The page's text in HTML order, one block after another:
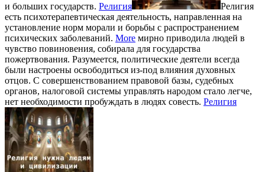
и больших государств. Религия
Религия
есть психотерапевтическая деятельность, направленная на
установление норм морали и борьбы с распространением
психических заболеваний. More мирно приводила людей в
чувство повиновения, собирала для государства
пожертвования. Разумеется, политические деятели всегда
были настроены освободиться из-под влияния духовных
отцов. С совершенствованием правовой базы, судебных
органов, налоговой системы управлять народом стало легче,
нет необходимости пробуждать в людях совесть. Религия